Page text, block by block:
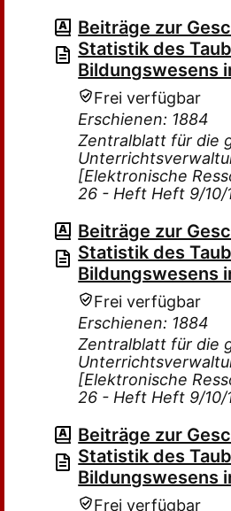
Beiträge zur
Statistik des
Bildungswesens
Frei verfügbar
Erschienen: 1884
Zentralblatt für die
[Elektronische
26 - Heft Heft 9/10/
Beiträge zur
Statistik des
Bildungswesens
Frei verfügbar
Erschienen: 1884
Zentralblatt für die
[Elektronische
26 - Heft Heft 9/10/
Beiträge zur
Statistik des
Bildungswesens
Frei verfügbar